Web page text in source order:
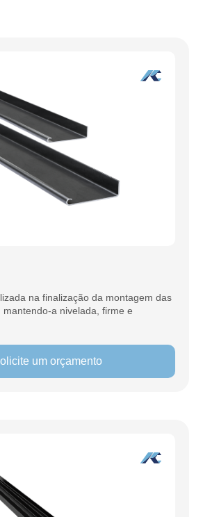
na finalização da montagem das
mantendo-a nivelada, firme e
um orçamento